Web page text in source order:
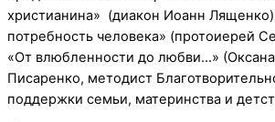
христианина» (диакон Иоанн
потребность человека» (протоиерей
«От влюбленности до любви…»
Писаренко, методист
поддержки семьи, материнства и